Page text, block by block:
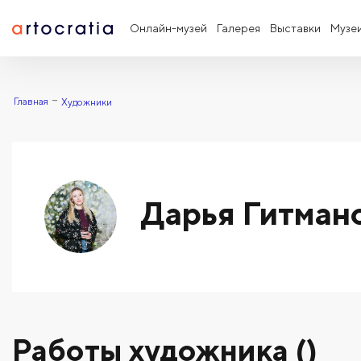
Онлайн-музей Галерея Выставки
Главная Художники
Дарья
Работы художника ()